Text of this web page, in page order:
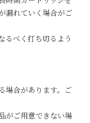
漏れていく場合がご
るべく打ち切るよう
場合があります。ご
がご用意できない場